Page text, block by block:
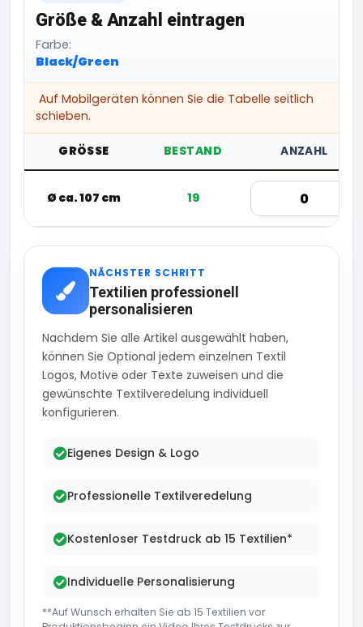
Größe & Anzahl eintragen
Farbe:
Black/Green
Auf Mobilgeräten können Sie die Tabelle seitlich
schieben.
GRÖSSE BESTAND ANZAHL
Ø ca. 107 cm 19
NÄCHSTER SCHRITT
Textilien professionell
personalisieren
Nachdem Sie alle Artikel ausgewählt haben,
können Sie Optional jedem einzelnen Textil
Logos, Motive oder Texte zuweisen und die
gewünschte Textilveredelung individuell
konfigurieren.
Eigenes Design & Logo
Professionelle Textilveredelung
Kostenloser Testdruck ab 15 Textilien*
Individuelle Personalisierung
**Auf Wunsch erhalten Sie ab 15 Textilien vor